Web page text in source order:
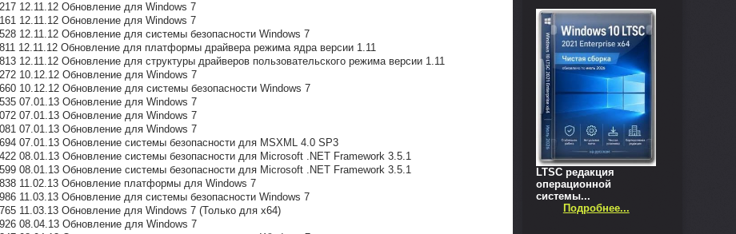
12.11.12 Обновление для Windows 7
12.11.12 Обновление для Windows 7
12.11.12 Обновление для системы безопасности Windows 7
12.11.12 Обновление для платформы драйвера режима ядра версии 1.11
12.11.12 Обновление для структуры драйверов пользовательского режима версии 1.11
10.12.12 Обновление для Windows 7
10.12.12 Обновление для системы безопасности Windows 7
07.01.13 Обновление для Windows 7
07.01.13 Обновление для Windows 7
07.01.13 Обновление для Windows 7
07.01.13 Обновление системы безопасности для MSXML 4.0 SP3
08.01.13 Обновление системы безопасности для Microsoft .NET Framework 3.5.1
08.01.13 Обновление системы безопасности для Microsoft .NET Framework 3.5.1
11.02.13 Обновление платформы для Windows 7
11.03.13 Обновление для системы безопасности Windows 7
11.03.13 Обновление для Windows 7 (Только для x64)
08.04.13 Обновление для Windows 7
LTSC редакция
операционной
системы...
Подробнее...